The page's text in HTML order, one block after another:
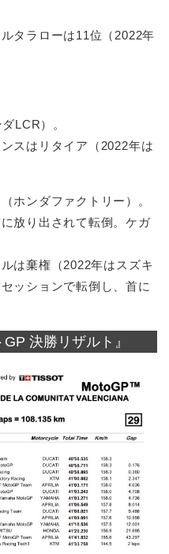
タラローは11位（2022年
LCR）。
スはリタイア（2022年は
ホンダファクトリー）。
放り出されて転倒。ケガ
は棄権（2022年はスズキ
ッションで転倒し、首に
決勝リザルト』